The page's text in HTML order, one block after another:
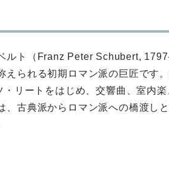
ルト（Franz Peter Schubert,
えられる初期ロマン派の巨匠です
リートをはじめ、交響曲、室内
、古典派からロマン派への橋渡し